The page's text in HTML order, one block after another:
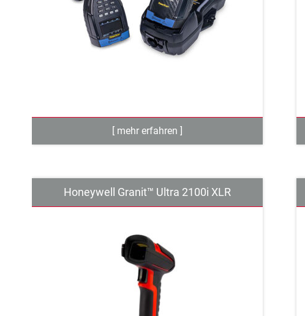
Honeywell Granit™ Ultra 2100i XLR